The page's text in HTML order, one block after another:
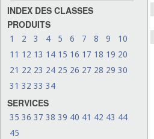
INDEX DES CLASSES
PRODUITS
1 2 3 4 5 6 7 8 9
10
11 12 13 14 15 16 17 18 19 20
21 22 23 24 25 26 27 28 29 30
31 32 33 34
SERVICES
35 36 37 38 39 40 41 42 43 44
45